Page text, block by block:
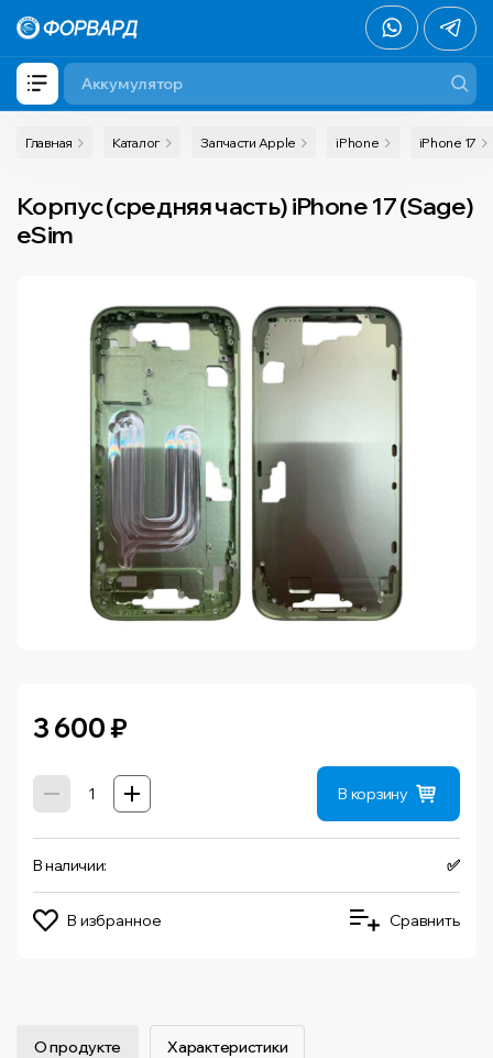
Главная Каталог Запчасти Apple iPhone iPhone 17
Корпус (средняя часть) iPhone 17 (Sage)
eSim
3 600₽
В корзину
В наличии: ✅
В избранное Сравнить
О продукте Характеристики